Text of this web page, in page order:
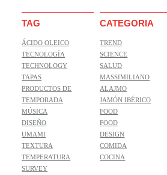
TAG
ÁCIDO OLEICO
TECNOLOGÍA
TECHNOLOGY
TAPAS
PRODUCTOS DE
TEMPORADA
MÚSICA
DISEÑO
UMAMI
TEXTURA
TEMPERATURA
SURVEY
CATEGORIA
TREND
SCIENCE
SALUD
MASSIMILIANO
ALAJMO
JAMÓN IBÉRICO
FOOD
FOOD
DESIGN
COMIDA
COCINA